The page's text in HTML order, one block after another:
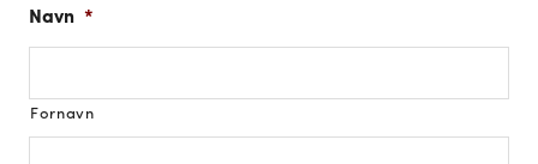
Navn *
Fornavn